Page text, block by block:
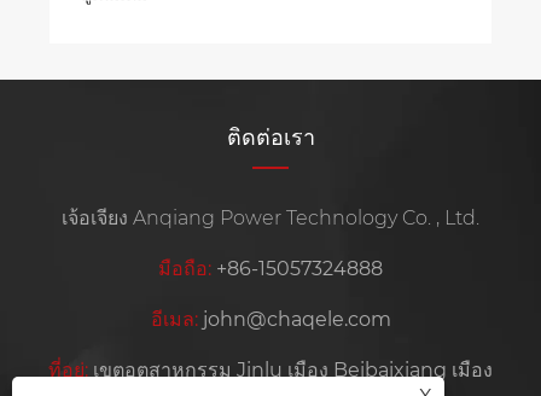
ติดต่อเรา
เจ้อเจียง Anqiang Power Technology Co. , Ltd.
มือถือ: +86-15057324888
อีเมล: john@chaqele.com
ที่อยู่: เขตอุตสาหกรรม Jinlu เมือง Beibaixiang เมือง